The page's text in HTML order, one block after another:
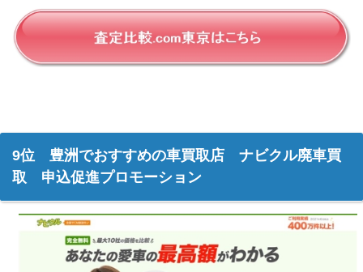
9位 豊洲でおすすめの車買取店 ナビクル廃車買
取 申込促進プロモーション